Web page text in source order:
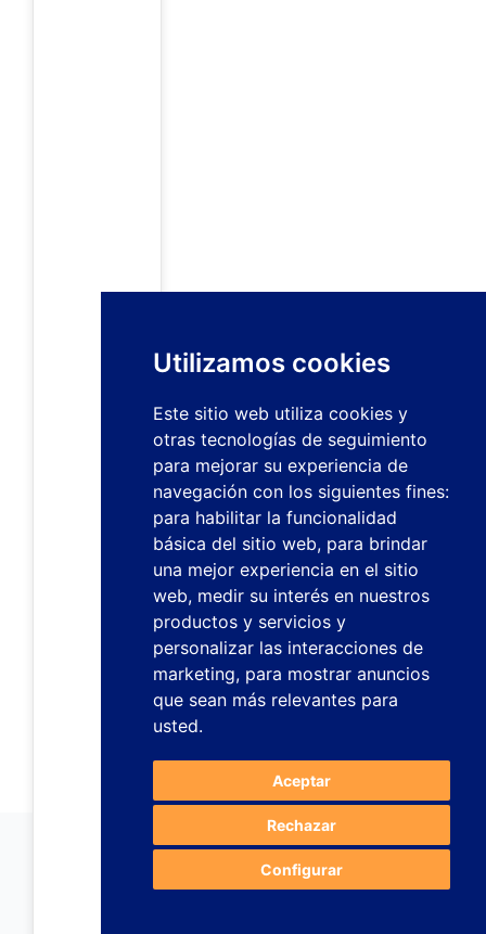
Utilizamos cookies
Este sitio web utiliza cookies y
otras tecnologías de seguimiento
para mejorar su experiencia de
navegación con los siguientes fines:
para habilitar la funcionalidad
básica del sitio web, para brindar
una mejor experiencia en el sitio
web, medir su interés en nuestros
productos y servicios y
personalizar las interacciones de
marketing, para mostrar anuncios
que sean más relevantes para
usted.
Aceptar
Rechazar
Configurar